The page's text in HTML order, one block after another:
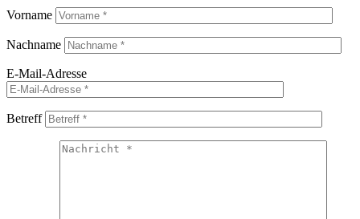
Vorname
Nachname
E-Mail-Adresse
Betreff